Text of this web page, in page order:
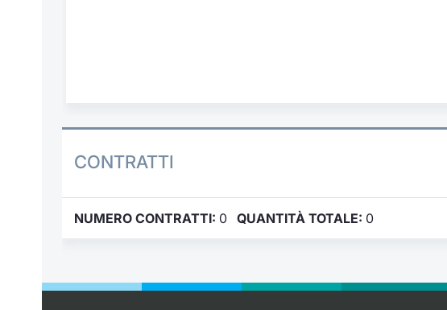
CONTRATTI
NUMERO CONTRATTI: 0 QUANTITÀ TOTALE: 0